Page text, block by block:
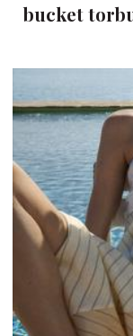
bucket